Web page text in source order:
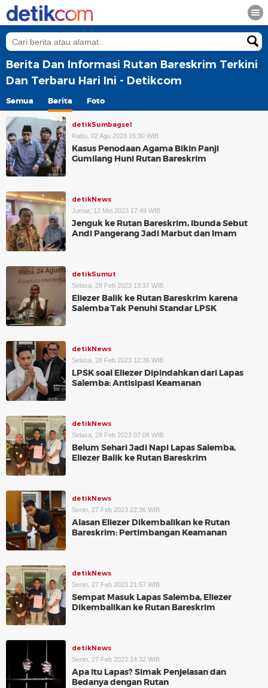
Berita Dan Informasi Rutan Bareskrim Terkini
Dan Terbaru Hari Ini - Detikcom
Semua Berita Foto
detikSumbagsel
Rabu, 02 Agu 2023 15:30 WIB
Kasus Penodaan Agama Bikin Panji
Gumilang Huni Rutan Bareskrim
detikNews
Jumat, 12 Mei 2023 17:49 WIB
Jenguk ke Rutan Bareskrim, Ibunda Sebut
Andi Pangerang Jadi Marbut dan Imam
detikSumut
Selasa, 28 Feb 2023 13:37 WIB
Eliezer Balik ke Rutan Bareskrim karena
Salemba Tak Penuhi Standar LPSK
detikNews
Selasa, 28 Feb 2023 12:36 WIB
LPSK soal Eliezer Dipindahkan dari Lapas
Salemba: Antisipasi Keamanan
detikNews
Selasa, 28 Feb 2023 07:08 WIB
Belum Sehari Jadi Napi Lapas Salemba,
Eliezer Balik ke Rutan Bareskrim
detikNews
Senin, 27 Feb 2023 22:36 WIB
Alasan Eliezer Dikembalikan ke Rutan
Bareskrim: Pertimbangan Keamanan
detikNews
Senin, 27 Feb 2023 21:57 WIB
Sempat Masuk Lapas Salemba, Eliezer
Dikembalikan ke Rutan Bareskrim
detikNews
Senin, 27 Feb 2023 14:32 WIB
Apa itu Lapas? Simak Penjelasan dan
Bedanya dengan Rutan